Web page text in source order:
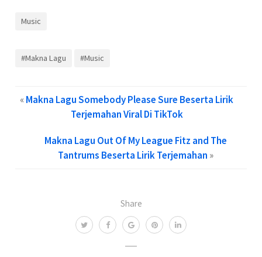
Share
Music
#Makna Lagu #Music
«Makna Lagu Somebody Please Sure Beserta Lirik
Terjemahan Viral Di TikTok
Makna Lagu Out Of My League Fitz and The
Tantrums Beserta Lirik Terjemahan »